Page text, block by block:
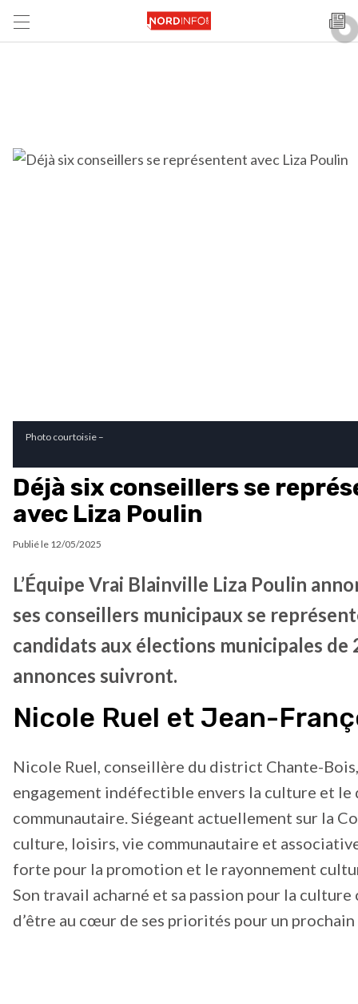
Photo courtoisie –
Déjà six conseillers se
avec Liza Poulin
Publié le 12/05/2025
L’Équipe Vrai Blainville Liza Poulin
ses conseillers municipaux se
candidats aux élections municipales de
annonces suivront.
Nicole Ruel et Jean-
Nicole Ruel, conseillère du district Chante-
engagement indéfectible envers la culture et le
communautaire. Siégeant actuellement sur la
culture, loisirs, vie communautaire et
forte pour la promotion et le rayonnement
Son travail acharné et sa passion pour la
d’être au cœur de ses priorités pour un prochain